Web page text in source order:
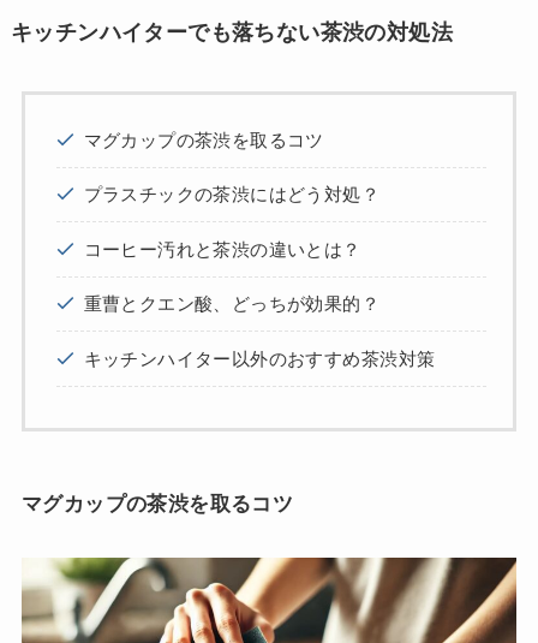
キッチンハイターでも落ちない茶渋の対処法
マグカップの茶渋を取るコツ
プラスチックの茶渋にはどう対処？
コーヒー汚れと茶渋の違いとは？
重曹とクエン酸、どっちが効果的？
キッチンハイター以外のおすすめ茶渋対策
マグカップの茶渋を取るコツ